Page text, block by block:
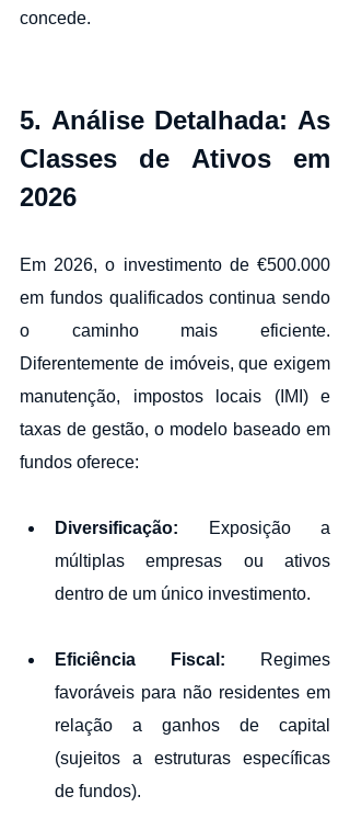
concede.
5. Análise Detalhada: As
Classes de Ativos em
2026
Em 2026, o investimento de €500.000
em fundos qualificados continua sendo
o caminho mais eficiente.
Diferentemente de imóveis, que exigem
manutenção, impostos locais (IMI) e
taxas de gestão, o modelo baseado em
fundos oferece:
Diversificação: Exposição a
múltiplas empresas ou ativos
dentro de um único investimento.
Eficiência Fiscal: Regimes
favoráveis para não residentes em
relação a ganhos de capital
(sujeitos a estruturas específicas
de fundos).